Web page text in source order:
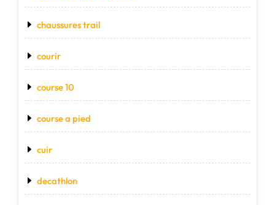
chaussures trail
courir
course 10
course a pied
cuir
decathlon